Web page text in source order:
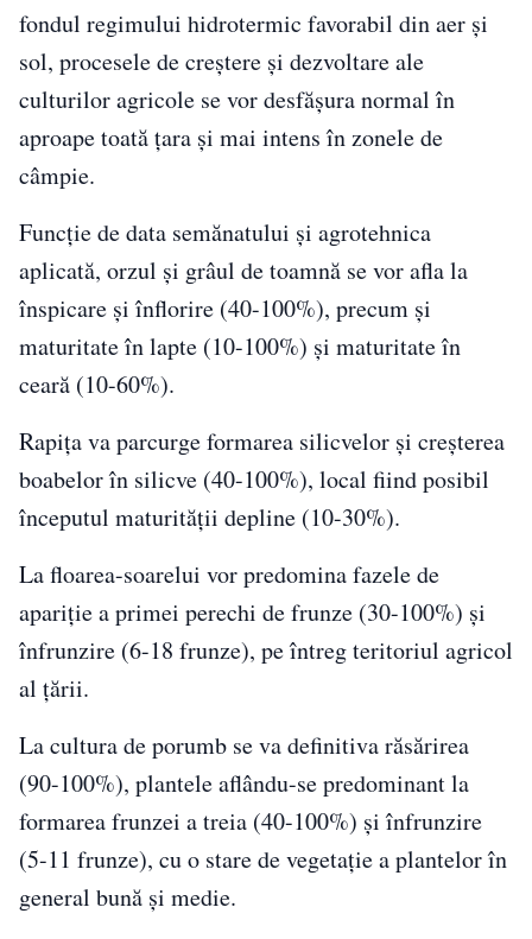
fondul regimului hidrotermic favorabil din aer şi
sol, procesele de creştere şi dezvoltare ale
culturilor agricole se vor desfăşura normal în
aproape toată ţara şi mai intens în zonele de
câmpie.
Funcţie de data semănatului şi agrotehnica
aplicată, orzul şi grâul de toamnă se vor afla la
înspicare şi înflorire (40-100%), precum şi
maturitate în lapte (10-100%) şi maturitate în
ceară (10-60%).
Rapiţa va parcurge formarea silicvelor şi creşterea
boabelor în silicve (40-100%), local fiind posibil
începutul maturităţii depline (10-30%).
La floarea-soarelui vor predomina fazele de
apariţie a primei perechi de frunze (30-100%) şi
înfrunzire (6-18 frunze), pe întreg teritoriul agricol
al ţării.
La cultura de porumb se va definitiva răsărirea
(90-100%), plantele aflându-se predominant la
formarea frunzei a treia (40-100%) şi înfrunzire
(5-11 frunze), cu o stare de vegetaţie a plantelor în
general bună şi medie.